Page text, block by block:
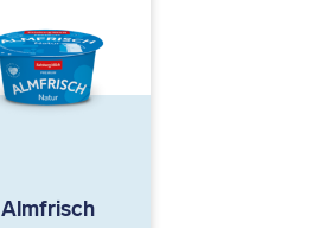
Almfrisch